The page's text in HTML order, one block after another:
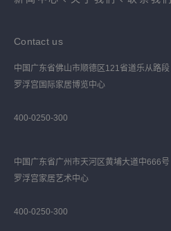
Contact us
中国广东省佛山市顺德区121省道乐从路段
罗浮宫国际家居博览中心
400-0250-300
中国广东省广州市天河区黄埔大道中666号
罗浮宫家居艺术中心
400-0250-300